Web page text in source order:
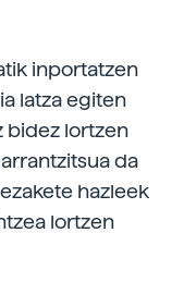
inportatzen
latza egiten
bidez lortzen
da
hazleek
lortzen